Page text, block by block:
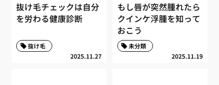
抜け毛チェックは自分
を労わる健康診断
2025.11.27
抜け毛
もし唇が突然腫れたら
クインケ浮腫を知って
おこう
2025.11.19
未分類